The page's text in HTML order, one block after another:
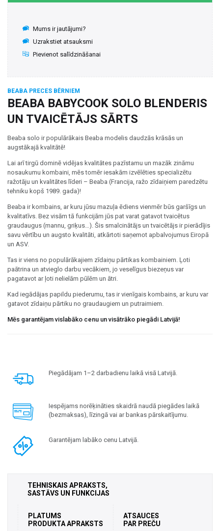
Mums ir jautājumi?
Uzrakstiet atsauksmi
Pievienot salīdzināšanai
BEABA PRECES BĒRNIEM
BEABA BABYCOOK SOLO BLENDERIS
UN TVAICĒTĀJS SĀRTS
Beaba solo ir populārākais Beaba modelis daudzās krāsās un
augstākajā kvalitātē!
Lai arī tirgū dominē vidējas kvalitātes pazīstamu un mazāk zināmu
nosaukumu kombaini, mēs tomēr iesakām izvēlēties specializētu
ražotāju un kvalitātes līderi – Beaba (Francija, ražo zīdaiņiem paredzētu
tehniku kopš 1989. gada)!
Beaba ir kombains, ar kuru jūsu mazuļa ēdiens vienmēr būs garšīgs un
kvalitatīvs. Bez visām tā funkcijām jūs pat varat gatavot tvaicētus
graudaugus (mannu, griķus…). Šis smalcinātājs un tvaicētājs ir pierādījis
savu vērtību un augsto kvalitāti, atkārtoti saņemot apbalvojumus Eiropā
un ASV.
Tas ir viens no populārākajiem zīdaiņu pārtikas kombainiem. Ļoti
paātrina un atvieglo darbu vecākiem, jo veselīgus biezeņus var
pagatavot ar ļoti nelielām pūlēm un ātri.
Kad iegādājas papildu piederumu, tas ir vienīgais kombains, ar kuru var
gatavot zīdaiņu pārtiku no graudaugiem un putraimiem.
Mēs garantējam vislabāko cenu un visātrāko piegādi Latvijā!
Piegādājam 1–2 darbadienu laikā visā Latvijā.
Iespējams norēķināties skaidrā naudā piegādes laikā
(bezmaksas), līzingā vai ar bankas pārskaitījumu.
Garantējam labāko cenu Latvijā.
TEHNISKAIS APRAKSTS,
SASTĀVS UN FUNKCIJAS
PLATUMS
PRODUKTA APRAKSTS
ATSAUCES
PAR PREČU